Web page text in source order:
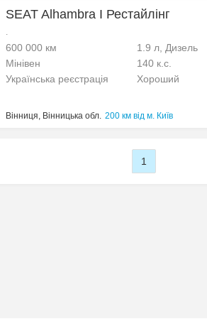
SEAT Alhambra I Рестайлінг
.
600 000 км 1.9 л, Дизель
Мінівен
140 к.с.
Українська реєстрація
Хороший
Вінниця, Вінницька обл. 200 км від м. Київ
1